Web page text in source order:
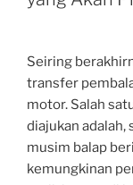
Seiring
transfer
motor. Salah
diajukan adalah,
musim balap
kemungkinan